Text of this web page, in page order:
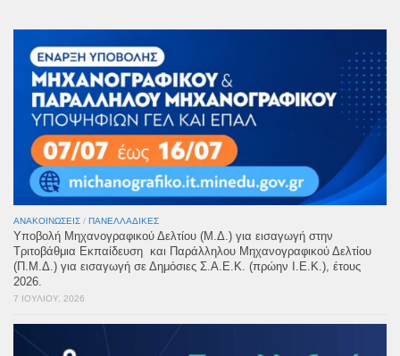
ΑΝΑΚΟΙΝΏΣΕΙΣ / ΠΑΝΕΛΛΑΔΙΚΈΣ
Υποβολή Μηχανογραφικού Δελτίου (Μ.Δ.) για εισαγωγή στην
Τριτοβάθμια Εκπαίδευση και Παράλληλου Μηχανογραφικού Δελτίου
(Π.Μ.Δ.) για εισαγωγή σε Δημόσιες Σ.Α.Ε.Κ. (πρώην Ι.Ε.Κ.), έτους
2026.
7 ΙΟΥΛΊΟΥ, 2026